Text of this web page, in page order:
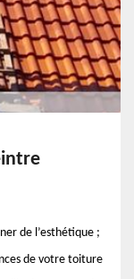
de l’esthétique ;
de votre toiture